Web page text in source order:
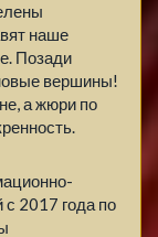
наше
Позади
вершины!
а жюри по
с 2017 года по